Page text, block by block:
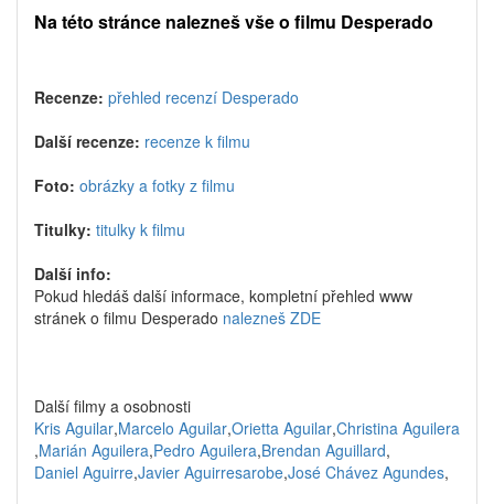
Na této stránce nalezneš vše o filmu Desperado
Recenze: přehled recenzí Desperado
Další recenze: recenze k filmu
Foto: obrázky a fotky z filmu
Titulky: titulky k filmu
Další info:
Pokud hledáš další informace, kompletní přehled www
stránek o filmu Desperado nalezneš ZDE
Další filmy a osobnosti
Kris Aguilar,Marcelo Aguilar,Orietta Aguilar,Christina Aguilera
,Marián Aguilera,Pedro Aguilera,Brendan Aguillard,
Daniel Aguirre,Javier Aguirresarobe,José Chávez Agundes,